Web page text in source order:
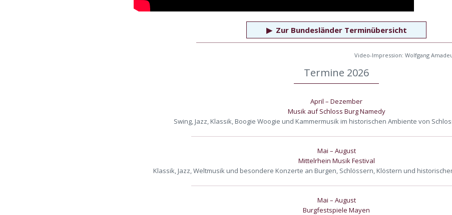
▶ Zur Bundesländer Terminübersicht
Video-Impression: Wolfgang
Termine 2026
April – Dezember
Musik auf Schloss Burg Namedy
Swing, Jazz, Klassik, Boogie Woogie und Kammermusik im historischen Ambiente von
Mai – August
Mittelrhein Musik Festival
Klassik, Jazz, Weltmusik und besondere Konzerte an Burgen, Schlössern, Klöstern und
Mai – August
Burgfestspiele Mayen